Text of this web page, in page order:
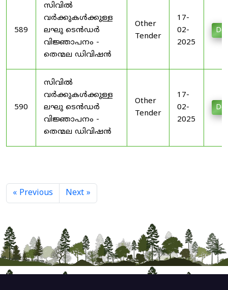
589
സിവിൽ
വർക്കുകൾക്കുള്ള
ലഘു ടെൻഡർ
വിജ്ഞാപനം -
തെന്മല ഡിവിഷൻ
Other
Tender
17-
02-
2025
590
സിവിൽ
വർക്കുകൾക്കുള്ള
ലഘു ടെൻഡർ
വിജ്ഞാപനം -
തെന്മല ഡിവിഷൻ
Other
Tender
17-
02-
2025
« Previous Next »